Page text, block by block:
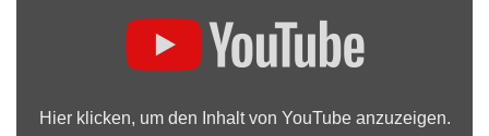
Hier klicken, um den Inhalt von YouTube anzuzeigen.